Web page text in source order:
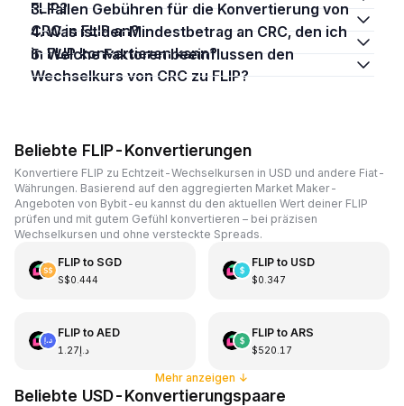
FLIP?
3. Fallen Gebühren für die Konvertierung von
CRC in FLIP an?
4. Was ist der Mindestbetrag an CRC, den ich
in FLIP konvertieren kann?
5. Welche Faktoren beeinflussen den
Wechselkurs von CRC zu FLIP?
Beliebte FLIP-Konvertierungen
Konvertiere FLIP zu Echtzeit-Wechselkursen in USD und andere Fiat-
Währungen. Basierend auf den aggregierten Market Maker-
Angeboten von Bybit-eu kannst du den aktuellen Wert deiner FLIP
prüfen und mit gutem Gefühl konvertieren – bei präzisen
Wechselkursen und ohne versteckte Spreads.
FLIPto SGD
S$0.444
FLIPto USD
$0.347
FLIPto AED
د.إ1.27
FLIPto ARS
$520.17
Mehr anzeigen ↓
Beliebte USD-Konvertierungspaare